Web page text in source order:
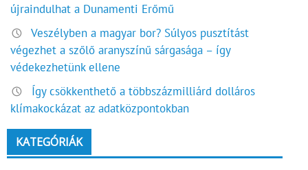
újraindulhat a Dunamenti Erőmű
Veszélyben a magyar bor? Súlyos pusztítást
végezhet a szőlő aranyszínű sárgasága – így
védekezhetünk ellene
Így csökkenthető a többszázmilliárd dolláros
klímakockázat az adatközpontokban
KATEGÓRIÁK